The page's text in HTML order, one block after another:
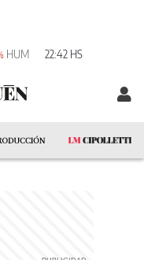
HUM 22:42 HS